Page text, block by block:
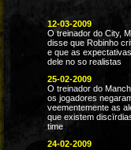
12-03-2009
O treinador do City,
disse que Robinho
e que as
dele no so realistas
25-02-2009
O treinador do
os jogadores
veementemente as
que existem
time
24-02-2009